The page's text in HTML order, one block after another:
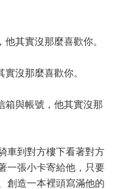
其實沒那麼喜歡你。
沒那麼喜歡你。
箱與帳號，他其實沒那
車到對方樓下看著對方
一張小卡寄給他，只要
創造一本裡頭寫滿他的